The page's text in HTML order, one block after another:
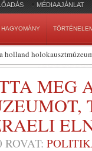
MÉDIAAJÁNLAT
HAGYOMÁNY
holland
MEG
ROVAT: